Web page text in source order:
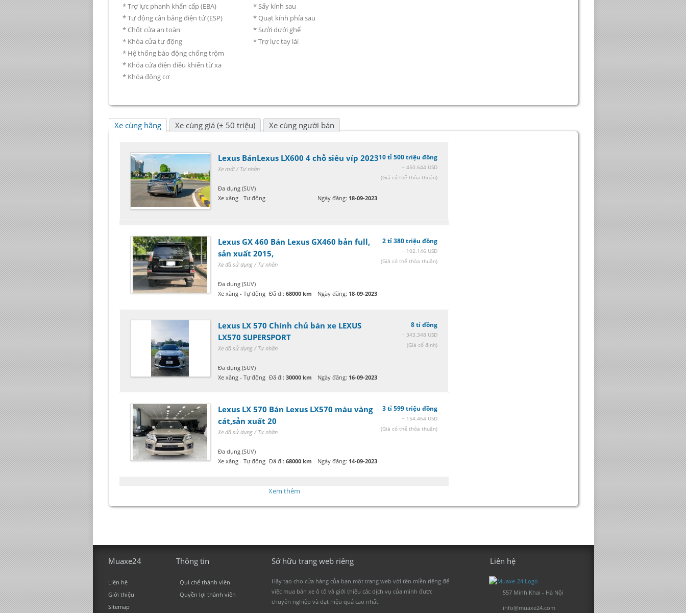
* Trợ lực phanh khẩn cấp (EBA)
* Tự động cân bằng điện tử (ESP)
* Chốt cửa an toàn
* Khóa cửa tự động
* Hệ thống báo động chống trộm
* Khóa cửa điện điều khiển từ xa
* Khóa động cơ
* Sấy kính sau
* Quạt kính phía sau
* Sưởi dưới ghế
* Trợ lực tay lái
Xe cùng hãng Xe cùng giá (± 50 triệu) Xe cùng người bán
Lexus BánLexus LX600 4 chỗ siêu víp 2023
Xe mới / Tư nhân
Đa dụng (SUV)
Xe xăng - Tự động
Ngày đăng: 18-09-2023
10 tỉ 500 triệu đồng
~ 450.644 USD
(Giá có thể thỏa thuận)
Lexus GX 460 Bán Lexus GX460 bản full,
sản xuất 2015,
Xe đã sử dụng / Tư nhân
Đa dụng (SUV)
Xe xăng - Tự động Đã đi: 68000 km Ngày đăng: 18-09-2023
2 tỉ 380 triệu đồng
~ 102.146 USD
(Giá có thể thỏa thuận)
Lexus LX 570 Chính chủ bán xe LEXUS
LX570 SUPERSPORT
Xe đã sử dụng / Tư nhân
Đa dụng (SUV)
Xe xăng - Tự động Đã đi: 30000 km Ngày đăng: 16-09-2023
8 tỉ đồng
~ 343.348 USD
(Giá cố định)
Lexus LX 570 Bán Lexus LX570 màu vàng
cát,sản xuất 20
Xe đã sử dụng / Tư nhân
Đa dụng (SUV)
Xe xăng - Tự động Đã đi: 68000 km Ngày đăng: 14-09-2023
3 tỉ 599 triệu đồng
~ 154.464 USD
(Giá có thể thỏa thuận)
Xem thêm
Muaxe24
Liên hệ
Giới thiệu
Sitemap
Thông tin
Qui chế thành viên
Quyền lợi thành viên
Sở hữu trang web riêng
Hãy tạo cho cửa hàng của bạn một trang web với tên miền riêng để
việc mua bán xe ô tô và giới thiệu các dịch vụ của mình được
chuyên nghiệp và đạt hiệu quả cao nhất.
Liên hệ
557 Minh Khai - Hà Nội
info@muaxe24.com